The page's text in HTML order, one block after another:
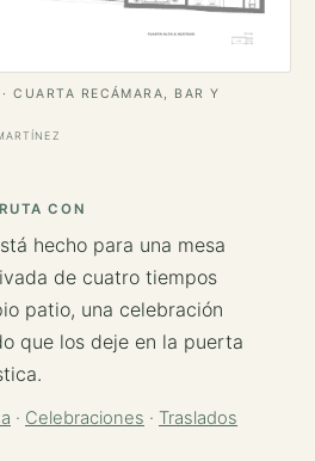
CUARTA RECÁMARA, BAR Y
CON
hecho para una mesa
de cuatro tiempos
patio, una celebración
que los deje en la puerta
· Celebraciones · Traslados